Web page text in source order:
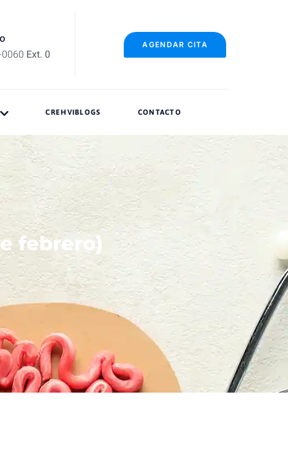
Ext. 0
AGENDAR CITA
CREHVIBLOGS CONTACTO
febrero)